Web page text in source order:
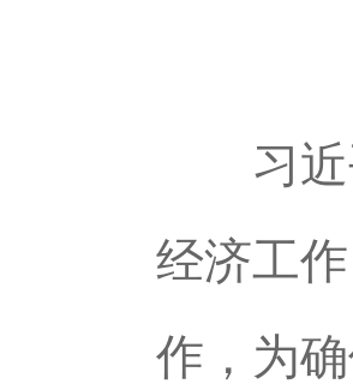
习近平
经济工
作，为